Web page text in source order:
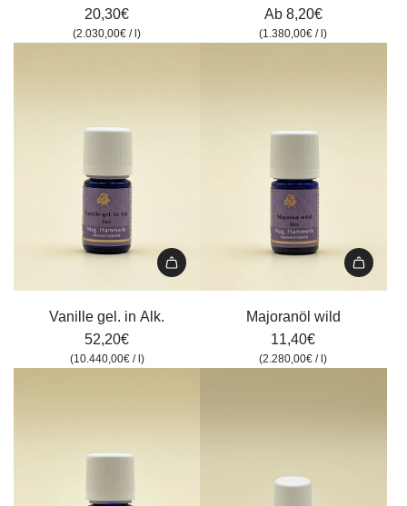
20,30€
(2.030,00€ /l)
Ab 8,20€
(1.380,00€ /l)
Vanille
gel.Vanille gel. in Alk.
52,20€
(10.440,00€ / )
Majoranöl
Warenkorb
Majoranöl wild
11,40€
(2.280,00€ / l)